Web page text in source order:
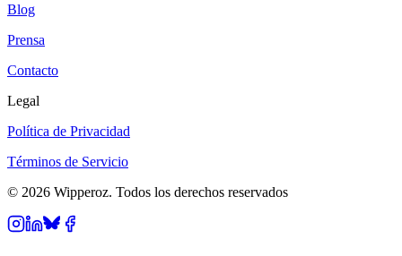
Blog
Prensa
Contacto
Legal
Política de Privacidad
Términos de Servicio
© 2026 Wipperoz. Todos los derechos reservados